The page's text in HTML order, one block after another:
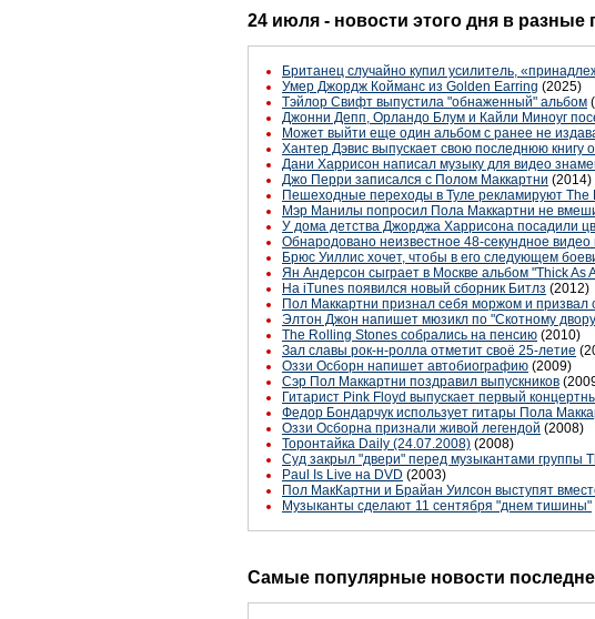
24 июля - новости этого дня в разные
Британец случайно купил усилитель,
Умер Джордж Койманс из Golden Earring (2025)
Тэйлор Свифт выпустила "обнаженный" альбом
Джонни Депп, Орландо Блум и Кайли Миноуг
Может выйти еще один альбом с ранее не
Хантер Дэвис выпускает свою последнюю книгу
Дани Харрисон написал музыку для видео
Джо Перри записался с Полом Маккартни (2014)
Пешеходные переходы в Туле рекламируют The
Мэр Манилы попросил Пола Маккартни не
У дома детства Джорджа Харрисона посадили
Обнародовано неизвестное 48-секундное
Брюс Уиллис хочет, чтобы в его следующем
Ян Андерсон сыграет в Москве альбом "Thick As
На iTunes появился новый сборник Битлз (2012)
Пол Маккартни признал себя моржом и призвал
Элтон Джон напишет мюзикл по "Скотному
The Rolling Stones собрались на пенсию (2010)
Зал славы рок-н-ролла отметит своё 25-летие
Оззи Осборн напишет автобиографию (2009)
Сэр Пол Маккартни поздравил выпускников
Гитарист Pink Floyd выпускает первый
Федор Бондарчук использует гитары Пола
Оззи Осборна признали живой легендой (2008)
Торонтайка Daily (24.07.2008) (2008)
Суд закрыл "двери" перед музыкантами группы
Paul Is Live на DVD (2003)
Пол МакКартни и Брайан Уилсон выступят
Музыканты сделают 11 cентября "днем тишины"
Самые популярные новости